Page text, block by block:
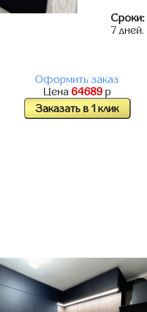
Сроки:
7 дней.
Оформить заказ
Цена 64689р
Заказать в 1 клик